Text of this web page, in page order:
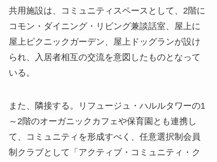
共用施設は、コミュニティスペースとして、2階に
コモン・ダイニング・リビング兼談話室、屋上に
屋上ピクニックガーデン、屋上ドッグランが設け
られ、入居者相互の交流を意図したものとなって
いる。
また、隣接する。リフュージュ・ハルルタワーの1
～2階のオーガニックカフェや保育園とも連携し
て、コミュニティを形成すべく、任意選択制会員
制クラブとして「アクティブ・コミュニティ・ク